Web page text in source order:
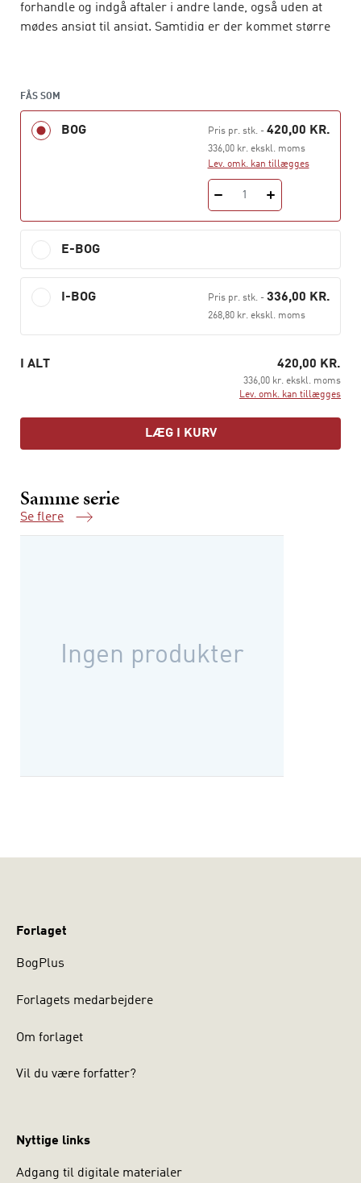
forhandle og indgå aftaler i andre lande, også uden at
mødes ansigt til ansigt. Samtidig er der kommet større
Bogen behandler:
internationale retskilder
international konfliktløsning
international privat- og procesret
juridiske aspekter af forskellige eksportformer
indgåelse af internationale løsørekøbekontrakter
internationale løsørekøb
sikring af købesummens betaling
transportret
udbudsret
ansættelsesret
markedsføringsret
regulering af bæredygtighed
FÅS SOM
BOG Pris pr. stk.- 420,00 KR.
336,00 kr. ekskl. moms
Lev. omk. kan tillægges
1
E-BOG
I-BOG Pris pr. stk.- 336,00 KR.
268,80 kr. ekskl. moms
I ALT 420,00 KR.
336,00 kr. ekskl. moms
Lev. omk. kan tillægges
LÆG I KURV
Samme serie
Se flere
Samme serie
Ingen produkter
Forlaget
BogPlus
Forlagets medarbejdere
Om forlaget
Vil du være forfatter?
Nyttige links
Adgang til digitale materialer